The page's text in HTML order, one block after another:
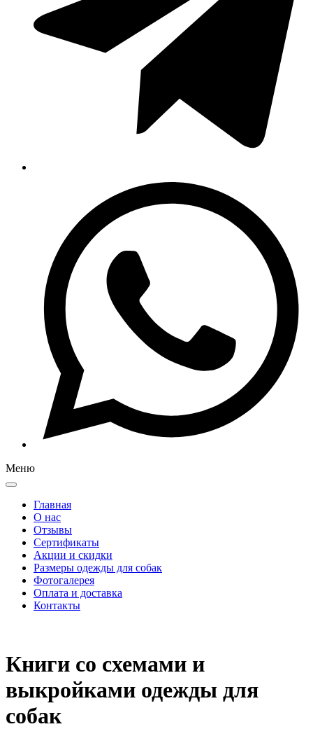
Меню
Главная
О нас
Отзывы
Сертификаты
Акции и скидки
Размеры одежды для собак
Фотогалерея
Оплата и доставка
Контакты
Книги со схемами и
выкройками одежды для
собак